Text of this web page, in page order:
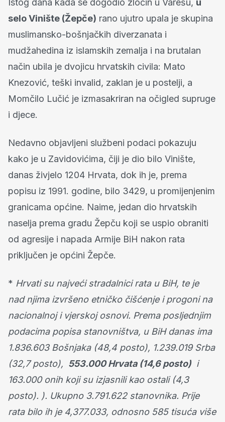
Istog dana kada se dogodio zločin u Varešu, u
selo Vinište (Žepče) rano ujutro upala je skupina
muslimansko-bošnjačkih diverzanata i
mudžahedina iz islamskih zemalja i na brutalan
način ubila je dvojicu hrvatskih civila: Mato
Knezović, teški invalid, zaklan je u postelji, a
Momčilo Lučić je izmasakriran na očigled supruge
i djece.
Nedavno objavljeni službeni podaci pokazuju
kako je u Zavidovićima, čiji je dio bilo Vinište,
danas živjelo 1204 Hrvata, dok ih je, prema
popisu iz 1991. godine, bilo 3429, u promijenjenim
granicama općine. Naime, jedan dio hrvatskih
naselja prema gradu Žepču koji se uspio obraniti
od agresije i napada Armije BiH nakon rata
priključen je općini Žepče.
* Hrvati su najveći stradalnici rata u BiH, te je
nad njima izvršeno etničko čišćenje i progoni na
nacionalnoj i vjerskoj osnovi. Prema posljednjim
podacima popisa stanovništva, u BiH danas ima
1.836.603 Bošnjaka (48,4 posto), 1.239.019 Srba
(32,7 posto), 553.000 Hrvata (14,6 posto) i
163.000 onih koji su izjasnili kao ostali (4,3
posto). ). Ukupno 3.791.622 stanovnika. Prije
rata bilo ih je 4,377.033, odnosno 585 tisuća više